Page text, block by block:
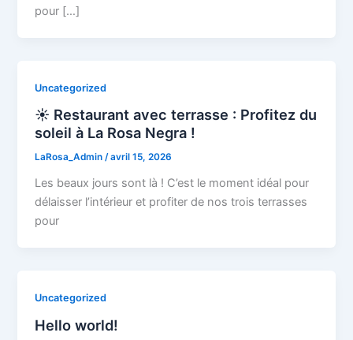
pour […]
Uncategorized
☀️ Restaurant avec terrasse : Profitez du
soleil à La Rosa Negra !
LaRosa_Admin/avril 15, 2026
Les beaux jours sont là ! C’est le moment idéal pour
délaisser l’intérieur et profiter de nos trois terrasses
pour
Uncategorized
Hello world!